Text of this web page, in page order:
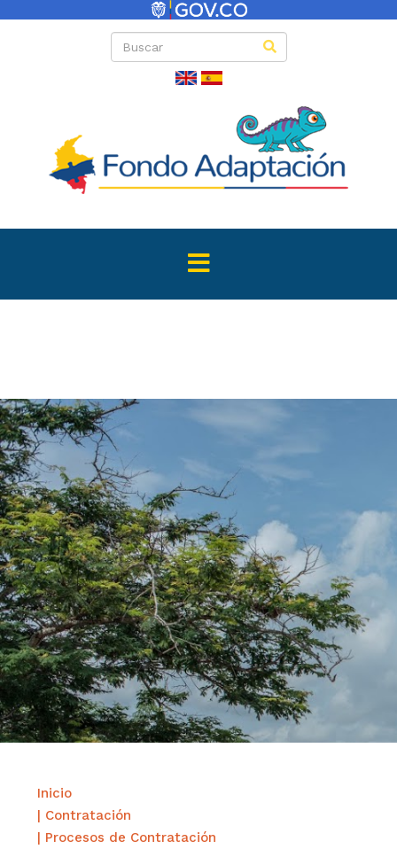
Inicio
| Contratación
| Procesos de Contratación